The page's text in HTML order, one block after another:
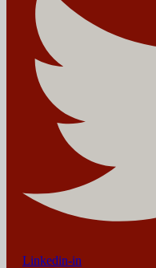
Linkedin-in